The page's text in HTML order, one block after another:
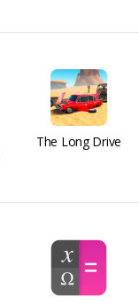
The Long Drive